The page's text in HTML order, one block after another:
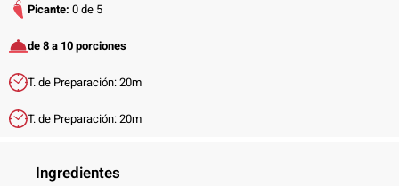
Picante: 0 de 5
de 8 a 10 porciones
T. de Preparación: 20m
T. de Preparación: 20m
Ingredientes